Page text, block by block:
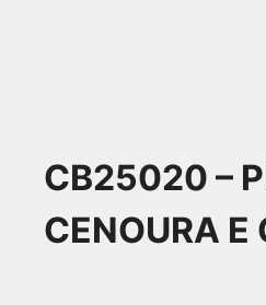
Conteúdo
CB25020 –
CENOURA E